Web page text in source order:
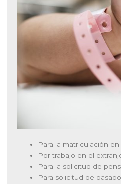
Para la matriculación
Por trabajo en el
Para la solicitud de
Para solicitud de